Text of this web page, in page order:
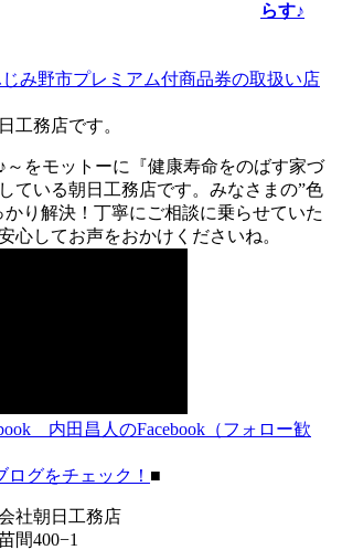
らす♪
み野市プレミアム付商品券の取扱い店
工務店です。
～をモットーに『健康寿命をのばす家づ
ている朝日工務店です。みなさまの”色
かり解決！丁寧にご相談に乗らせていた
心してお声をおかけくださいね。
内田昌人のFacebook（フォロー歓
グをチェック！ ■
社朝日工務店
間400−1